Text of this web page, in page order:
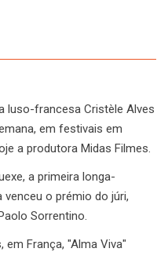
luso-francesa Cristèle Alves
em festivais em
a produtora Midas Filmes.
a primeira longa-
o prémio do júri,
Sorrentino.
em França, "Alma Viva"